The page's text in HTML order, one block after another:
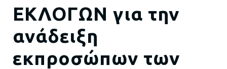
ΕΚΛΟΓΩΝ για την
ανάδειξη
εκπροσώπων των